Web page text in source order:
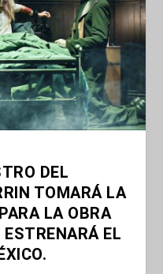
DEL
TOMARÁ LA
LA OBRA
EL